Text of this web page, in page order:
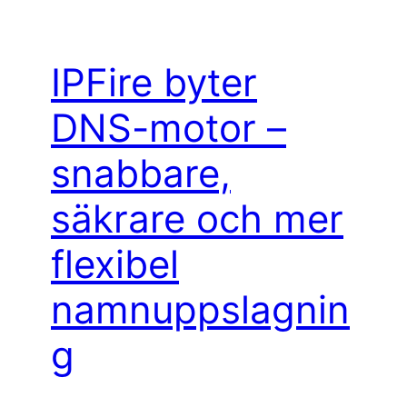
IPFire byter
DNS-motor –
snabbare,
säkrare och mer
flexibel
namnuppslagnin
g